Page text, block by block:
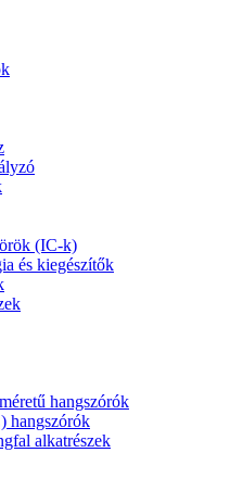
(IC-k)
és kiegészítők
hangszórók
hangszórók
alkatrészek